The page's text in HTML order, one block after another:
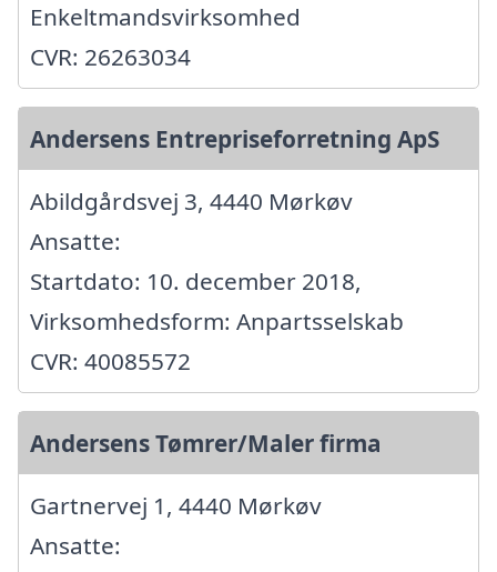
Enkeltmandsvirksomhed
CVR: 26263034
Andersens Entrepriseforretning ApS
Abildgårdsvej 3, 4440 Mørkøv
Ansatte:
Startdato: 10. december 2018,
Virksomhedsform: Anpartsselskab
CVR: 40085572
Andersens Tømrer/Maler firma
Gartnervej 1, 4440 Mørkøv
Ansatte: